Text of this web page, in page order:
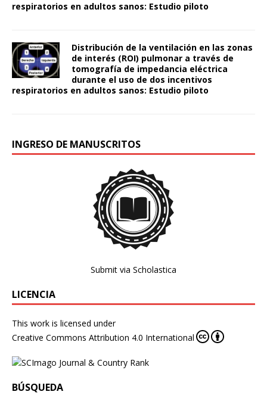
respiratorios en adultos sanos: Estudio piloto
Distribución de la ventilación en las zonas
de interés (ROI) pulmonar a través de
tomografía de impedancia eléctrica
durante el uso de dos incentivos
respiratorios en adultos sanos: Estudio piloto
INGRESO DE MANUSCRITOS
Submit via Scholastica
LICENCIA
This work is licensed under
Creative Commons Attribution 4.0 International
BÚSQUEDA